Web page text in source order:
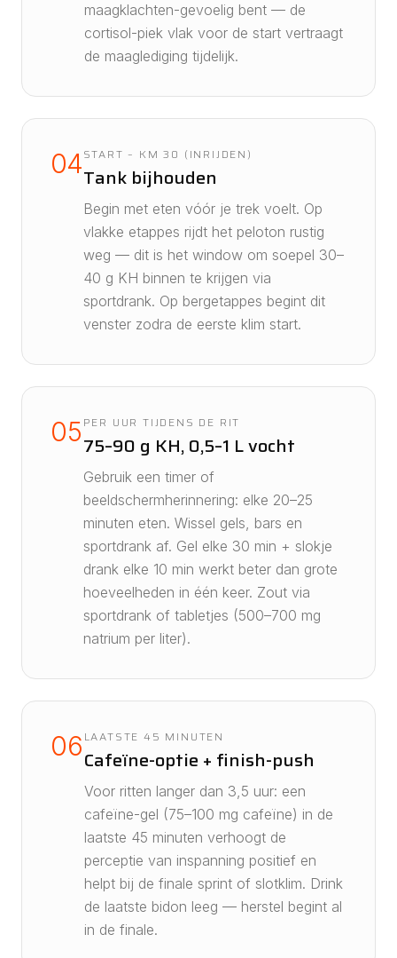
maagklachten-gevoelig bent — de
cortisol-piek vlak voor de start vertraagt
de maaglediging tijdelijk.
04START – KM 30 (INRIJDEN)
Tank bijhouden
Begin met eten vóór je trek voelt. Op
vlakke etappes rijdt het peloton rustig
weg — dit is het window om soepel 30–
40 g KH binnen te krijgen via
sportdrank. Op bergetappes begint dit
venster zodra de eerste klim start.
05 PER UUR TIJDENS DE RIT
75–90 g KH, 0,5–1 L vocht
Gebruik een timer of
beeldschermherinnering: elke 20–25
minuten eten. Wissel gels, bars en
sportdrank af. Gel elke 30 min + slokje
drank elke 10 min werkt beter dan grote
hoeveelheden in één keer. Zout via
sportdrank of tabletjes (500–700 mg
natrium per liter).
06 LAATSTE 45 MINUTEN
Cafeïne-optie + finish-push
Voor ritten langer dan 3,5 uur: een
cafeïne-gel (75–100 mg cafeïne) in de
laatste 45 minuten verhoogt de
perceptie van inspanning positief en
helpt bij de finale sprint of slotklim. Drink
de laatste bidon leeg — herstel begint al
in de finale.